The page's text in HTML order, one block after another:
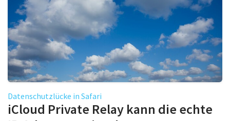
Datenschutzlücke in Safari
iCloud Private Relay kann die echte